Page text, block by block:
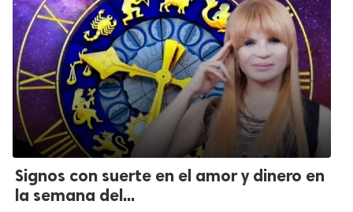
Signos con suerte en el amor y dinero en
la semana del...